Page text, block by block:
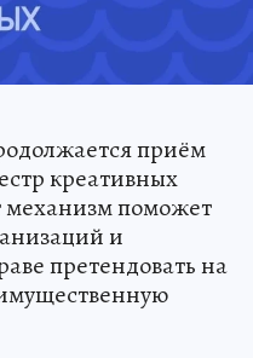
приём
креативных
поможет
и
претендовать на